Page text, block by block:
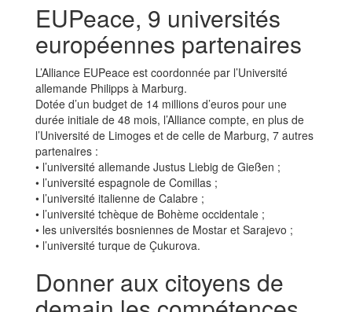
EUPeace, 9 universités
européennes partenaires
L’Alliance EUPeace est coordonnée par l’Université
allemande Philipps à Marburg.
Dotée d’un budget de 14 millions d’euros pour une
durée initiale de 48 mois, l’Alliance compte, en plus de
l’Université de Limoges et de celle de Marburg, 7 autres
partenaires :
• l’université allemande Justus Liebig de Gießen ;
• l’université espagnole de Comillas ;
• l’université italienne de Calabre ;
• l’université tchèque de Bohème occidentale ;
• les universités bosniennes de Mostar et Sarajevo ;
• l’université turque de Çukurova.
Donner aux citoyens de